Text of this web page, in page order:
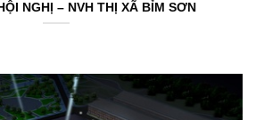
NGHỊ – NVH THỊ XÃ BỈM SƠN